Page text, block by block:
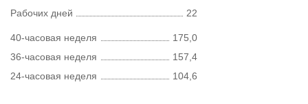
Рабочих дней
22
40-часовая неделя
175,0
36-часовая неделя
157,4
24-часовая неделя
104,6